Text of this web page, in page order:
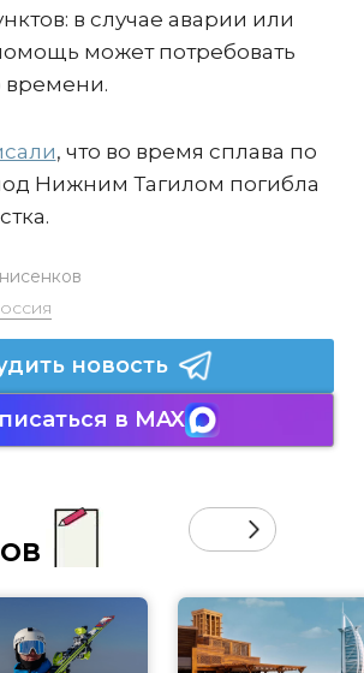
в случае аварии или
может потребовать
времени.
, что во время сплава по
Нижним Тагилом погибла
новость
в MAX